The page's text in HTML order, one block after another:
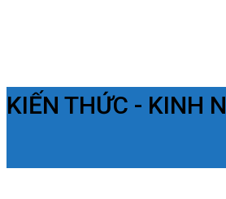
KIẾN THỨC - KINH